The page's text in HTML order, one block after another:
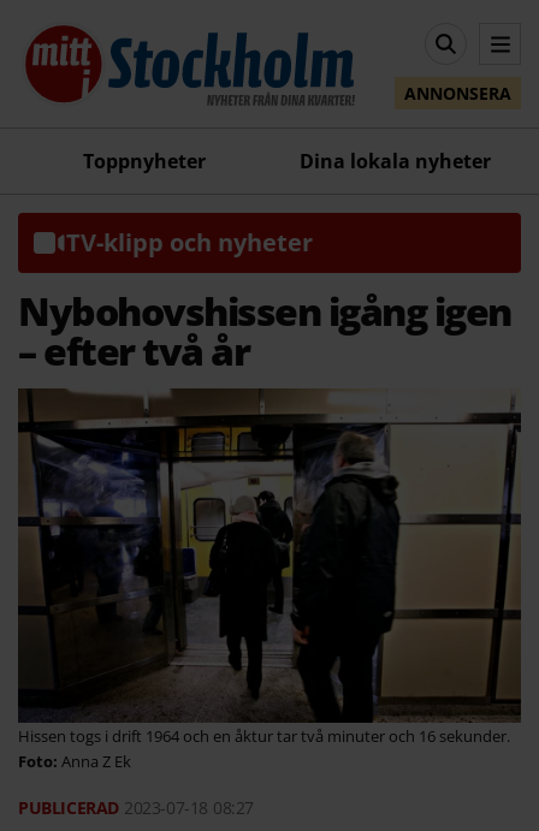
ANNONSERA
Toppnyheter Dina lokala nyheter
TV-klipp och nyheter
Nybohovshissen igång igen
– efter två år
Hissen togs i drift 1964 och en åktur tar två minuter och 16 sekunder.
Anna Z Ek
2023-07-18 08:27